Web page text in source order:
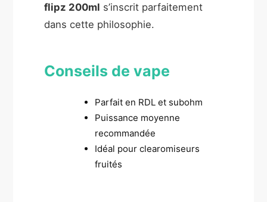
flipz 200ml s’inscrit parfaitement
dans cette philosophie.
Conseils de vape
Parfait en RDL et subohm
Puissance moyenne
recommandée
Idéal pour clearomiseurs
fruités